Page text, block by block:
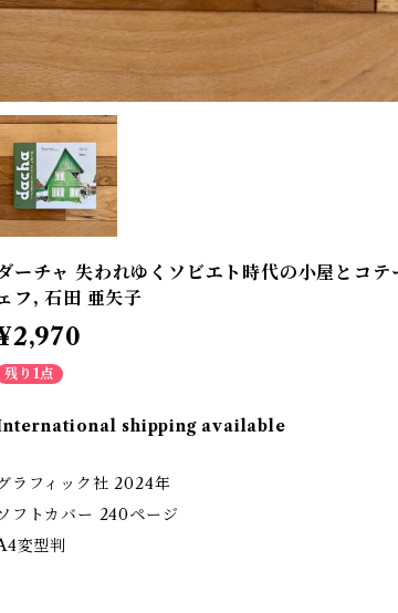
ーチャ 失われゆくソビエト時代の小屋とコ
フ, 石田 亜矢子
残り1点
shipping available
ラフィック社 2024年
フトカバー 240ページ
変型判